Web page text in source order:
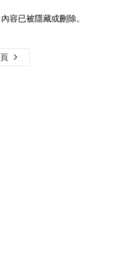
容已被隱藏或刪除。